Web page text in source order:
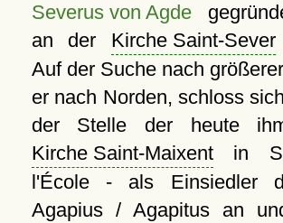
Severus von Agde
an der Kirche Saint-Sever
Auf der Suche nach
er nach Norden, schloss
der Stelle der heute
Kirche Saint-Maixentin
l'École - als Einsiedler
Agapius / Agapitus an